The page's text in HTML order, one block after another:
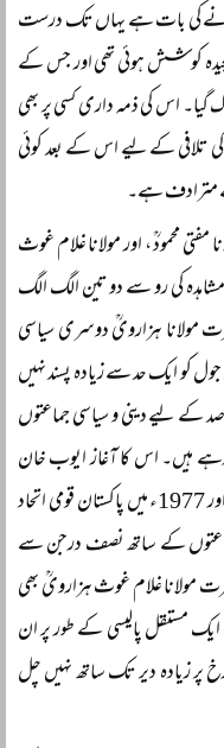
آنے کی بات ہے یہاں تک درست
کوشش ہوئی تھی اور جس کے
گیا۔ اس کی ذمہ داری کسی پر بھی
تلافی کے لیے اس کے بعد کوئی
مترادف ہے۔
مولانا مفتی محمودؒ ، اور مولانا غلام غوث
کی رو سے دو تین الگ الگ
مولانا ہزارویؒ دوسری سیاسی
کو ایک حد سے زیادہ پسند نہیں
کے لیے دینی و سیاسی جماعتوں
ہیں۔ اس کا آغاز ایوب خان
مرحوم کے دور میں جمہوری مجلس عمل سے ہوا اور 1977ء میں پاکستان قومی اتحاد
کے ساتھ نصف درجن سے
مولانا غلام غوث ہزارویؒ بھی
مستقل پالیسی کے طور پر ان
زیادہ دیر تک ساتھ نہیں چل